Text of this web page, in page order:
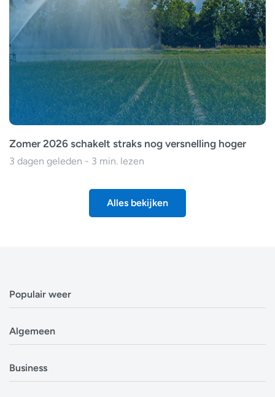
Zomer 2026 schakelt straks nog versnelling hoger
3 dagen geleden - 3 min. lezen
Alles bekijken
Populair weer
Weerbericht Brussel
Weerbericht Eindhoven
Algemeen
Privacyverklaring
Business